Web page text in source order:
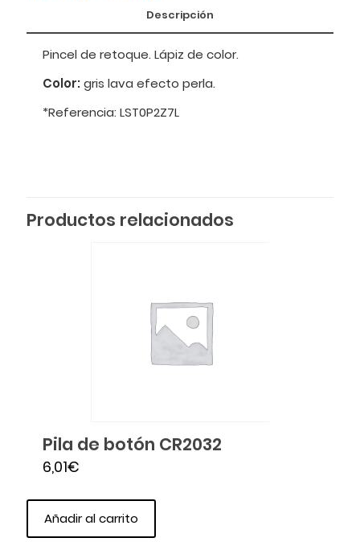
Descripción
Pincel de retoque. Lápiz de color.
Color:gris lava efecto perla.
*Referencia: LST0P2Z7L
Productos relacionados
Pila de botón CR2032
6,01€
Añadir al carrito